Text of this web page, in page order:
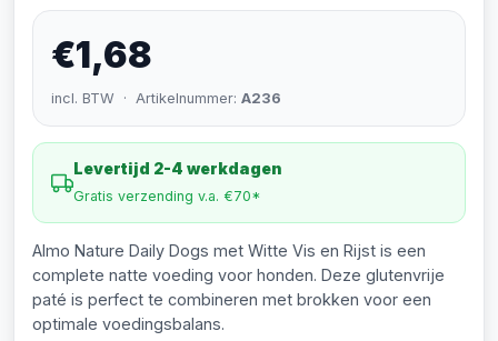
€1,68
incl. BTW · Artikelnummer: A236
Levertijd 2-4 werkdagen
Gratis verzending v.a. €70*
Almo Nature Daily Dogs met Witte Vis en Rijst is een
complete natte voeding voor honden. Deze glutenvrije
paté is perfect te combineren met brokken voor een
optimale voedingsbalans.